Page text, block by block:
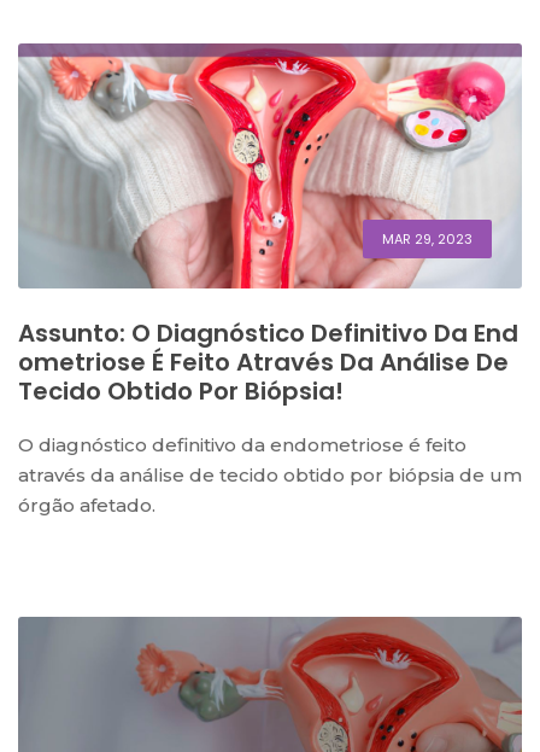
MAR 29, 2023
Assunto: O Diagnóstico Definitivo Da End
Ometriose É Feito Através Da Análise De
Tecido Obtido Por Biópsia!
O diagnóstico definitivo da endometriose é feito
através da análise de tecido obtido por biópsia de um
órgão afetado.